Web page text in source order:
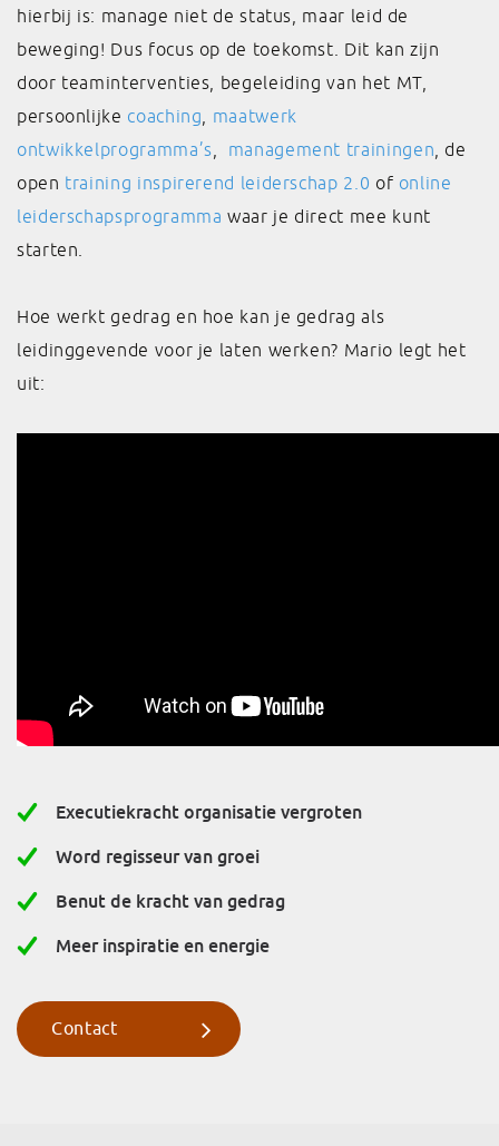
hierbij is: manage niet de status, maar leid de
beweging! Dus focus op de toekomst. Dit kan zijn
door teaminterventies, begeleiding van het MT,
persoonlijke coaching
maatwerk
ontwikkelprogramma’s
management trainingen , de
open training inspirerend leiderschap 2.0 of online
leiderschapsprogramma waar je direct mee kunt
starten.
Hoe werkt gedrag en hoe kan je gedrag als
leidinggevende voor je laten werken? Mario legt het
uit:
Executiekracht organisatie vergroten
Word regisseur van groei
Benut de kracht van gedrag
Meer inspiratie en energie
Contact